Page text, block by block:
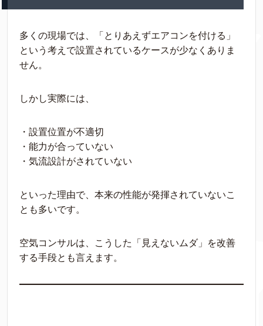
多くの現場では、「とりあえずエアコンを付ける」
という考えで設置されているケースが少なくありま
せん。
しかし実際には、
・設置位置が不適切
・能力が合っていない
・気流設計がされていない
といった理由で、本来の性能が発揮されていないこ
とも多いです。
空気コンサルは、こうした「見えないムダ」を改善
する手段とも言えます。